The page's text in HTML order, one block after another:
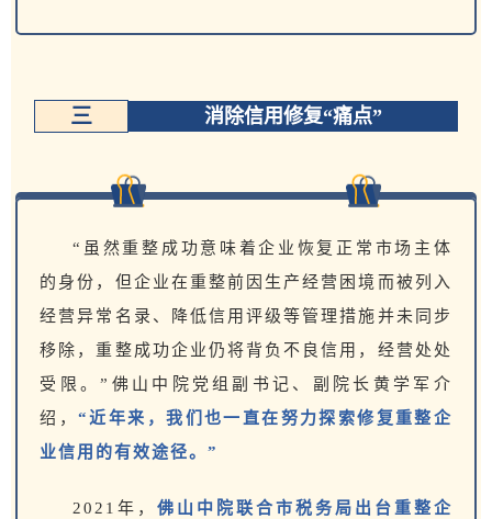
三 消除信用修复“痛点”
“虽然重整成功意味着企业恢复正常市场主体
的身份，但企业在重整前因生产经营困境而被列入
经营异常名录、降低信用评级等管理措施并未同步
移除，重整成功企业仍将背负不良信用，经营处处
受限。”佛山中院党组副书记、副院长黄学军介
绍，“近年来，我们也一直在努力探索修复重整企
业信用的有效途径。”
2021年，佛山中院联合市税务局出台重整企